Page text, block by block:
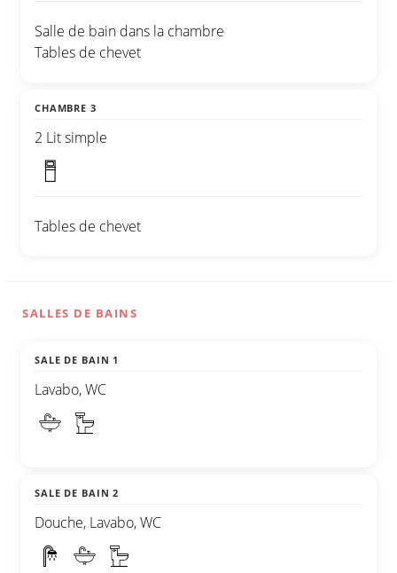
Salle de bain dans la chambre
Tables de chevet
CHAMBRE 3
2 Lit simple
Tables de chevet
SALLES DE BAINS
SALE DE BAIN 1
Lavabo, WC
SALE DE BAIN 2
Douche, Lavabo, WC